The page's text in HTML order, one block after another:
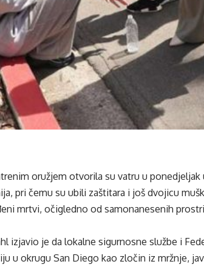
oružjem otvorila su vatru u
pri čemu su ubili zaštitara i još dvojicu
mrtvi, očigledno od samonanesenih
izjavio je da lokalne sigurnosne službe i
u okrugu San Diego kao zločin iz mržnje,